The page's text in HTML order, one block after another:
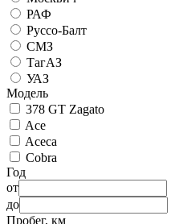
РАФ
Руссо-Балт
СМЗ
ТагАЗ
УАЗ
Модель
378 GT Zagato
Ace
Aceca
Cobra
Год
от
до
Пробег, км